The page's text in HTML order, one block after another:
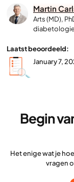
Martin
Arts (MD),
Laatst beoordeeld:
January 7,
Begin
Het enige wat je
vragen